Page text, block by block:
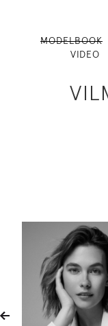
MODELBOOK
VIDEO